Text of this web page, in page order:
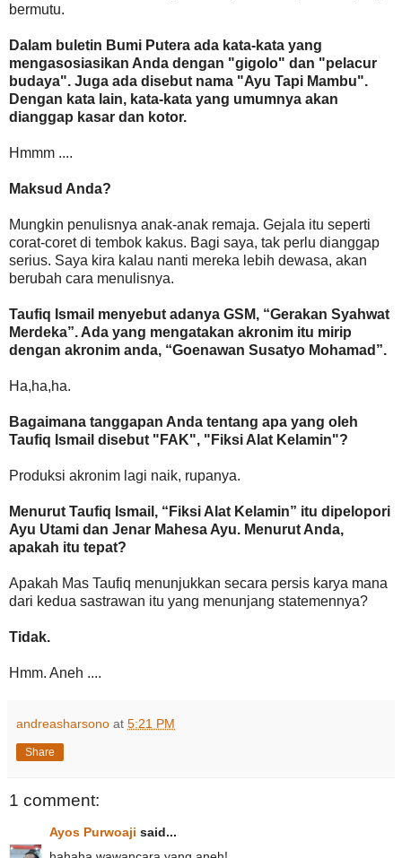
bermutu.
Dalam buletin Bumi Putera ada kata-kata yang
mengasosiasikan Anda dengan "gigolo" dan "pelacur
budaya". Juga ada disebut nama "Ayu Tapi Mambu".
Dengan kata lain, kata-kata yang umumnya akan
dianggap kasar dan kotor.
Hmmm ....
Maksud Anda?
Mungkin penulisnya anak-anak remaja. Gejala itu seperti
corat-coret di tembok kakus. Bagi saya, tak perlu dianggap
serius. Saya kira kalau nanti mereka lebih dewasa, akan
berubah cara menulisnya.
Taufiq Ismail menyebut adanya GSM, “Gerakan Syahwat
Merdeka”. Ada yang mengatakan akronim itu mirip
dengan akronim anda, “Goenawan Susatyo Mohamad”.
Ha,ha,ha.
Bagaimana tanggapan Anda tentang apa yang oleh
Taufiq Ismail disebut "FAK", "Fiksi Alat Kelamin"?
Produksi akronim lagi naik, rupanya.
Menurut Taufiq Ismail, “Fiksi Alat Kelamin” itu dipelopori
Ayu Utami dan Jenar Mahesa Ayu. Menurut Anda,
apakah itu tepat?
Apakah Mas Taufiq menunjukkan secara persis karya mana
dari kedua sastrawan itu yang menunjang statemennya?
Tidak.
Hmm. Aneh ....
andreasharsono at 5:21 PM
Share
1 comment:
Ayos Purwoaji said...